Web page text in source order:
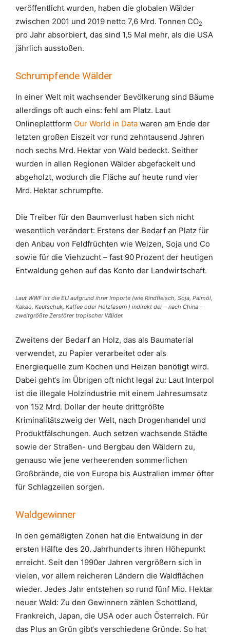
veröffentlicht wurden, haben die globalen Wälder
zwischen 2001 und 2019 netto 7,6 Mrd. Tonnen CO2
pro Jahr absorbiert, das sind 1,5 Mal mehr, als die USA
jährlich ausstoßen.
Schrumpfende Wälder
In einer Welt mit wachsender Bevölkerung sind Bäume
allerdings oft auch eins: fehl am Platz. Laut
Onlineplattform Our World in Data waren am Ende der
letzten großen Eiszeit vor rund zehntausend Jahren
noch sechs Mrd. Hektar von Wald bedeckt. Seither
wurden in allen Regionen Wälder abgefackelt und
abgeholzt, wodurch die Fläche auf heute rund vier
Mrd. Hektar schrumpfte.
Die Treiber für den Baumverlust haben sich nicht
wesentlich verändert: Erstens der Bedarf an Platz für
den Anbau von Feldfrüchten wie Weizen, Soja und Co
sowie für die Viehzucht – fast 90 Prozent der heutigen
Entwaldung gehen auf das Konto der Landwirtschaft.
Laut WWF ist die EU aufgrund ihrer Importe (wie Rindfleisch, Soja, Palmöl,
Kakao, Kautschuk, Kaffee oder Holzfasern ) indirekt der – nach China –
zweitgrößte Zerstörer tropischer Wälder.
Zweitens der Bedarf an Holz, das als Baumaterial
verwendet, zu Papier verarbeitet oder als
Energiequelle zum Kochen und Heizen benötigt wird.
Dabei geht‘s im Übrigen oft nicht legal zu: Laut Interpol
ist die illegale Holzindustrie mit einem Jahresumsatz
von 152 Mrd. Dollar der heute drittgrößte
Kriminalitätszweig der Welt, nach Drogenhandel und
Produktfälschungen. Auch setzen wachsende Städte
sowie der Straßen- und Bergbau den Wäldern zu,
genauso wie jene verheerenden sommerlichen
Großbrände, die von Europa bis Australien immer öfter
für Schlagzeilen sorgen.
Waldgewinner
In den gemäßigten Zonen hat die Entwaldung in der
ersten Hälfte des 20. Jahrhunderts ihren Höhepunkt
erreicht. Seit den 1990er Jahren vergrößern sich in
vielen, vor allem reicheren Ländern die Waldflächen
wieder. Jedes Jahr entstehen so rund fünf Mio. Hektar
neuer Wald: Zu den Gewinnern zählen Schottland,
Frankreich, Japan, die USA oder auch Österreich. Für
das Plus an Grün gibt‘s verschiedene Gründe. So hat